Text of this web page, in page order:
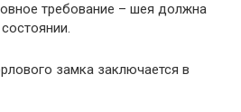
требование – шея должна
замка заключается в